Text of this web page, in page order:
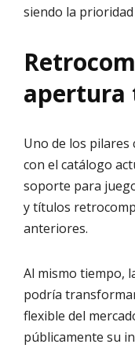
siendo la
apertura
Uno de los pilares
con el catálogo
soporte para
y títulos
anteriores.
Al mismo tiempo,
podría
flexible del
públicamente su